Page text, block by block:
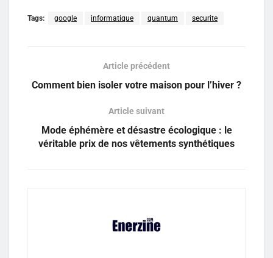
Tags: google informatique quantum securite
Article précédent
Comment bien isoler votre maison pour l’hiver ?
Article suivant
Mode éphémère et désastre écologique : le
véritable prix de nos vêtements synthétiques